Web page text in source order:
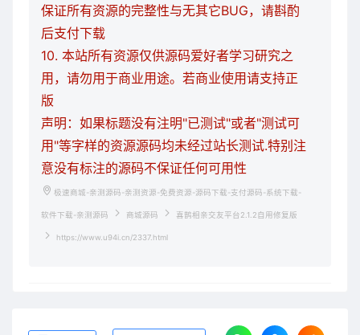
保证所有资源的完整性与无其它BUG，请斟酌
后支付下载
10. 本站所有资源仅供源码爱好者学习研究之
用，请勿用于商业用途。若商业使用请支持正
版
声明：如果标题没有注明"已测试"或者"测试可
用"等字样的资源源码均未经过站长测试.特别注
意没有标注的源码不保证任何可用性
极速商城-亲测源码-亲测资源-免费资源-源码下载-支付源码-系统下载-
软件下载-亲测源码 商城源码 喜鹊相亲交友平台2.1.2自用修复版
https://www.u94i.cn/2337.html